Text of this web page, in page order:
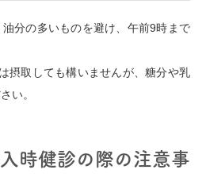
分の多いものを避け、午前9時まで
摂取しても構いませんが、糖分や乳
い。
時健診の際の注意事